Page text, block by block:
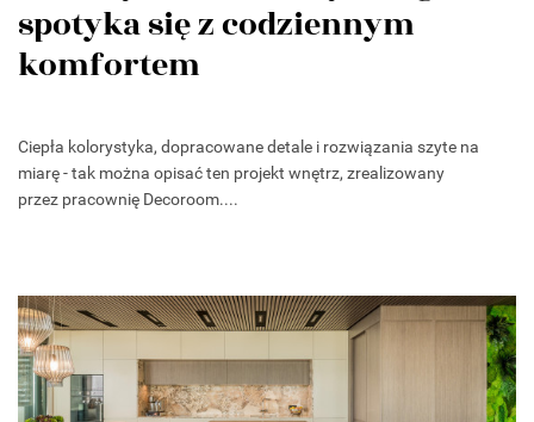
spotyka się z codziennym
komfortem
Ciepła kolorystyka, dopracowane detale i rozwiązania szyte na
miarę - tak można opisać ten projekt wnętrz, zrealizowany
przez pracownię Decoroom....